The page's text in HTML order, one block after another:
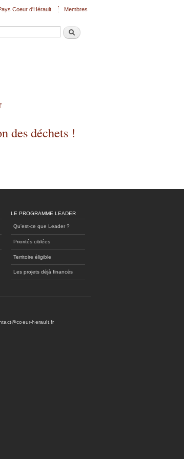
Recherche
Coeur d'Hérault Membres
des déchets !
LE PROGRAMME LEADER
Qu'est-ce que Leader ?
Priorités ciblées
Territoire éligible
Les projets déjà financés
herault.fr